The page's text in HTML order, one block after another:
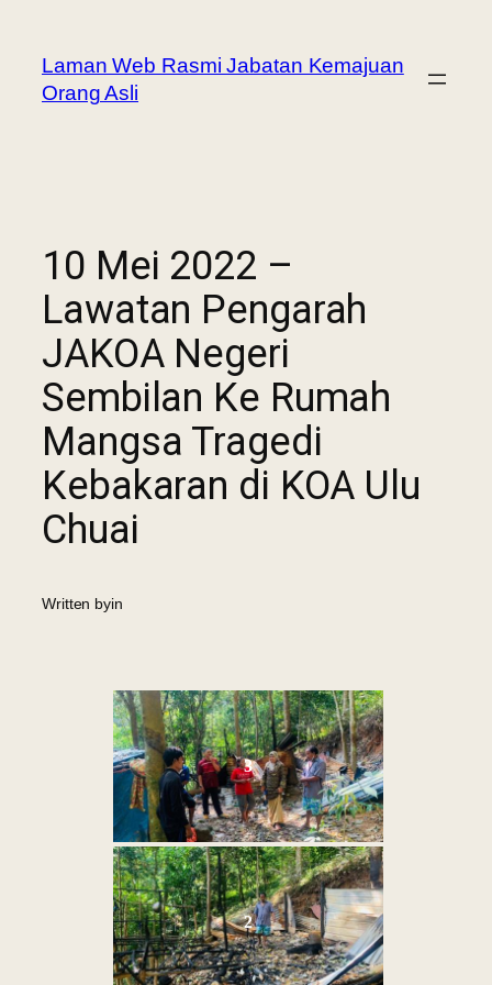
Laman Web Rasmi Jabatan Kemajuan
Orang Asli
10 Mei 2022 –
Lawatan Pengarah
JAKOA Negeri
Sembilan Ke Rumah
Mangsa Tragedi
Kebakaran di KOA Ulu
Chuai
Written byin
3
2